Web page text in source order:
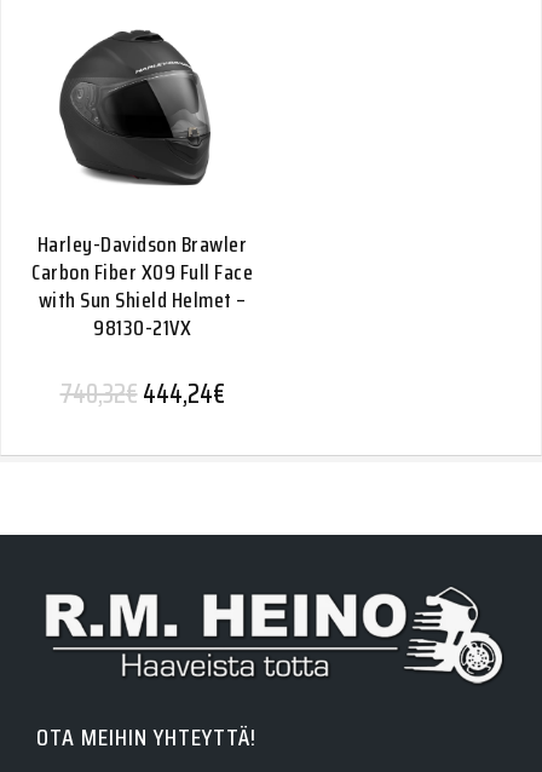
Harley-Davidson Brawler
Carbon Fiber X09 Full Face
with Sun Shield Helmet –
98130-21VX
740,32€Alkuperäinen hinta oli: 740,32€.
444,24€Nykyinen hinta on: 444,24€.
OTA MEIHIN YHTEYTTÄ!